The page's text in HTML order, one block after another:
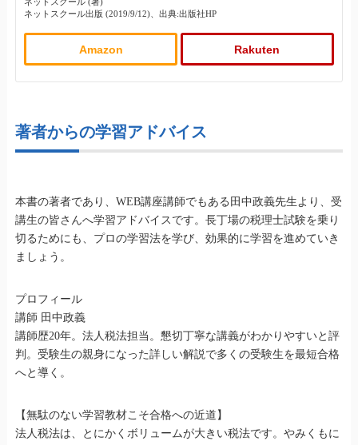
ネットスクール出版 (2019/9/12)、出典:出版社HP
Amazon Rakuten
著者からの学習アドバイス
本書の著者であり、WEB講座講師でもある田中政義先生より、受
講生の皆さんへ学習アドバイスです。長丁場の税理士試験を乗り
切るためにも、プロの学習法を学び、効果的に学習を進めていき
ましょう。
プロフィール
講師 田中政義
講師歴20年。法人税法担当。懇切丁寧な講義がわかりやすいと評
判。受験生の親身になった詳しい解説で多くの受験生を最短合格
へと導く。
【無駄のない学習教材こそ合格への近道】
法人税法は、とにかくボリュームが大きい税法です。やみくもに